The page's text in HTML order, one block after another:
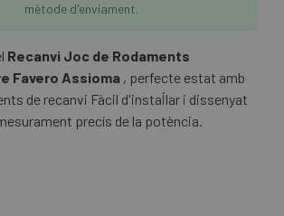
mètode d'enviament.
Recanvi Joc de Rodaments
Favero Assioma , perfecte estat amb
de recanvi Fàcil d'instal·lar i dissenyat
precís de la potència.